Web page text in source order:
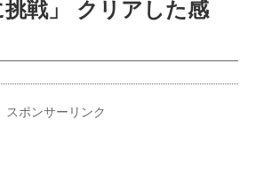
挑戦」 クリアした感
スポンサーリンク